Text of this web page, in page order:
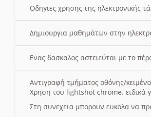
Οδηγιες χρησης της ηλεκτρονικής
Δημιουργια μαθημάτων στην
Ενας δασκαλος αστειεύται με το
Αντιγραφή τμήματος οθόνης/
Χρηση του lightshot chrome. ειδικά
Στη συνεχεια μπορουν ευκολα να